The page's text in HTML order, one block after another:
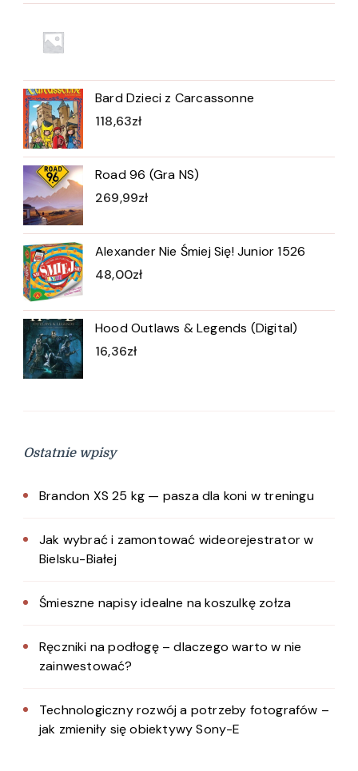
Bard Dzieci z Carcassonne
118,63zł
Road 96 (Gra NS)
269,99zł
Alexander Nie Śmiej Się! Junior 1526
48,00zł
Hood Outlaws & Legends (Digital)
16,36zł
Ostatnie wpisy
Brandon XS 25 kg — pasza dla koni w treningu
Jak wybrać i zamontować wideorejestrator w
Bielsku-Białej
Śmieszne napisy idealne na koszulkę zołza
Ręczniki na podłogę – dlaczego warto w nie
zainwestować?
Technologiczny rozwój a potrzeby fotografów –
jak zmieniły się obiektywy Sony-E